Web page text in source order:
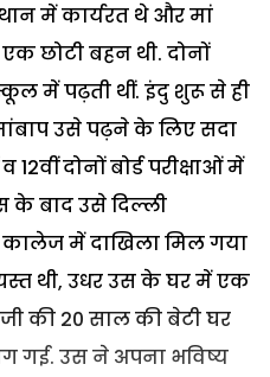
में कार्यरत थे और मां
छोटी बहन थी. दोनों
में पढ़ती थीं. इंदु शुरू से ही
मांबाप उसे पढ़ने के लिए सदा
12वीं दोनों बोर्ड परीक्षाओं में
के बाद उसे दिल्ली
कालेज में दाखिला मिल गया
थी, उधर उस के घर में एक
की 20 साल की बेटी घर
गई. उस ने अपना भविष्य